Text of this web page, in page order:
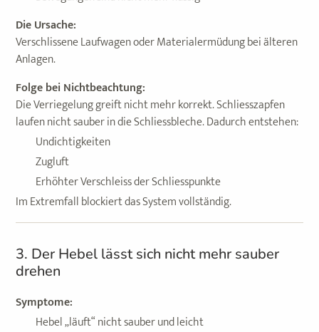
Die Ursache:
Verschlissene Laufwagen oder Materialermüdung bei älteren
Anlagen.
Folge bei Nichtbeachtung:
Die Verriegelung greift nicht mehr korrekt. Schliesszapfen
laufen nicht sauber in die Schliessbleche. Dadurch entstehen:
Undichtigkeiten
Zugluft
Erhöhter Verschleiss der Schliesspunkte
Im Extremfall blockiert das System vollständig.
3. Der Hebel lässt sich nicht mehr sauber
drehen
Symptome:
Hebel „läuft“ nicht sauber und leicht